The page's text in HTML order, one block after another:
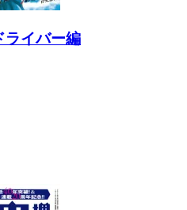
イバー編